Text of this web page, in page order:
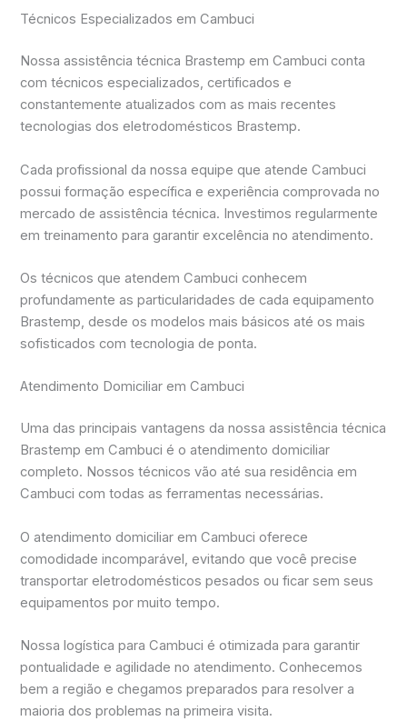
Técnicos Especializados em Cambuci
Nossa assistência técnica Brastemp em Cambuci conta
com técnicos especializados, certificados e
constantemente atualizados com as mais recentes
tecnologias dos eletrodomésticos Brastemp.
Cada profissional da nossa equipe que atende Cambuci
possui formação específica e experiência comprovada no
mercado de assistência técnica. Investimos regularmente
em treinamento para garantir excelência no atendimento.
Os técnicos que atendem Cambuci conhecem
profundamente as particularidades de cada equipamento
Brastemp, desde os modelos mais básicos até os mais
sofisticados com tecnologia de ponta.
Atendimento Domiciliar em Cambuci
Uma das principais vantagens da nossa assistência técnica
Brastemp em Cambuci é o atendimento domiciliar
completo. Nossos técnicos vão até sua residência em
Cambuci com todas as ferramentas necessárias.
O atendimento domiciliar em Cambuci oferece
comodidade incomparável, evitando que você precise
transportar eletrodomésticos pesados ou ficar sem seus
equipamentos por muito tempo.
Nossa logística para Cambuci é otimizada para garantir
pontualidade e agilidade no atendimento. Conhecemos
bem a região e chegamos preparados para resolver a
maioria dos problemas na primeira visita.